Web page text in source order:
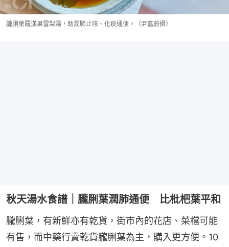
朧脷葉羅漢果雪梨湯，助潤肺止咳、化痰通便。（尹嘉蔚攝）
秋天湯水食譜｜朧脷葉潤肺通便 比枇杷葉平和
朧脷葉，有新鮮亦有乾貨，街市內的花店、菜檔可能
有售，而中藥行賣乾貨朧脷葉為主，購入更方便。10